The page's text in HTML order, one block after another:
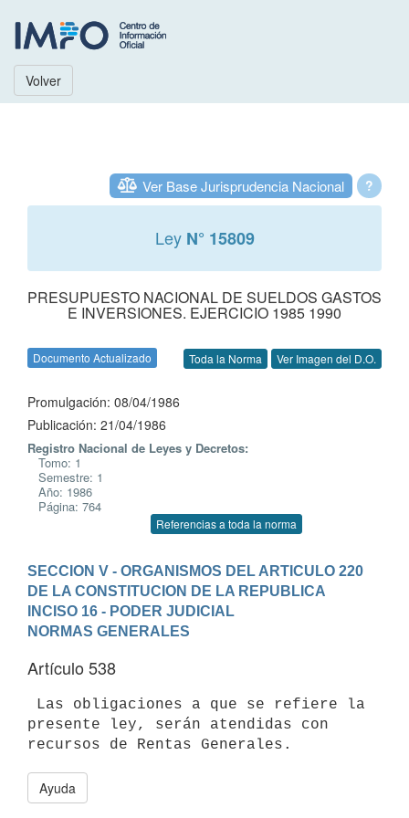
Volver
?
Ver Base Jurisprudencia Nacional
Ley N° 15809
PRESUPUESTO NACIONAL DE SUELDOS GASTOS
E INVERSIONES. EJERCICIO 1985 1990
Documento Actualizado Toda la Norma Ver Imagen del D.O.
Promulgación: 08/04/1986
Publicación: 21/04/1986
Registro Nacional de Leyes y Decretos:
Tomo: 1
Semestre: 1
Año: 1986
Página: 764
Referencias a toda la norma
SECCION V - ORGANISMOS DEL ARTICULO 220
DE LA CONSTITUCION DE LA REPUBLICA
INCISO 16 - PODER JUDICIAL
NORMAS GENERALES
Artículo 538
presente ley, serán atendidas con
Ayuda